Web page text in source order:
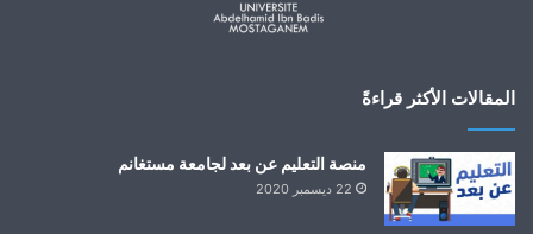
المقالات الأكثر قراءةً
منصة التعليم عن بعد لجامعة مستغانم
22 ديسمبر 2020